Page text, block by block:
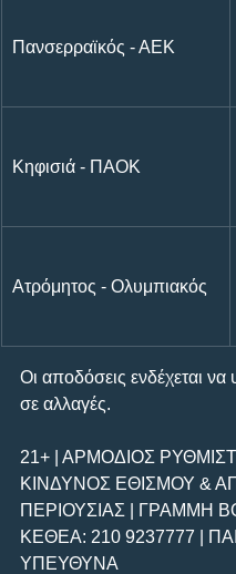
Πανσερραϊκός - ΑΕΚ
Κηφισιά - ΠΑΟΚ
Ατρόμητος - Ολυμπιακός
Οι αποδόσεις ενδέχεται να
σε αλλαγές.
21+ | ΑΡΜΟΔΙΟΣ
ΚΙΝΔΥΝΟΣ ΕΘΙΣΜΟΥ &
ΠΕΡΙΟΥΣΙΑΣ | ΓΡΑΜΜΗ
ΚΕΘΕΑ: 210 9237777 |
ΥΠΕΥΘΥΝΑ